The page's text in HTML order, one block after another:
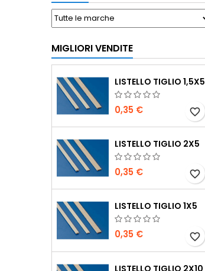
MIGLIORI VENDITE
LISTELLO TIGLIO 1,5X5
0,35 € favorite_border
LISTELLO TIGLIO 2X5
0,35 € favorite_border
LISTELLO TIGLIO 1X5
0,35 € favorite_border
LISTELLO TIGLIO 2X10